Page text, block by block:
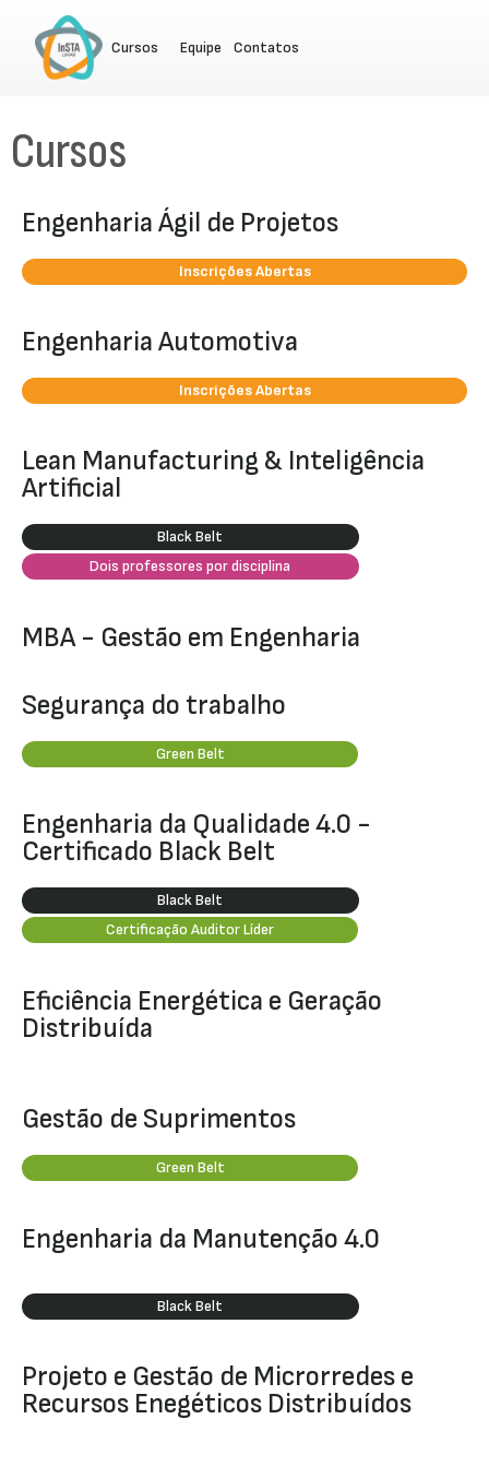
Cursos Equipe Contatos
Cursos
Engenharia Ágil de Projetos
Inscrições Abertas
Engenharia Automotiva
Inscrições Abertas
Lean Manufacturing & Inteligência
Artificial
Black Belt
Dois professores por disciplina
MBA - Gestão em Engenharia
Segurança do trabalho
Green Belt
Engenharia da Qualidade 4.0 -
Certificado Black Belt
Black Belt
Certificação Auditor Líder
Eficiência Energética e Geração
Distribuída
Gestão de Suprimentos
Green Belt
Engenharia da Manutenção 4.0
Black Belt
Projeto e Gestão de Microrredes e
Recursos Enegéticos Distribuídos